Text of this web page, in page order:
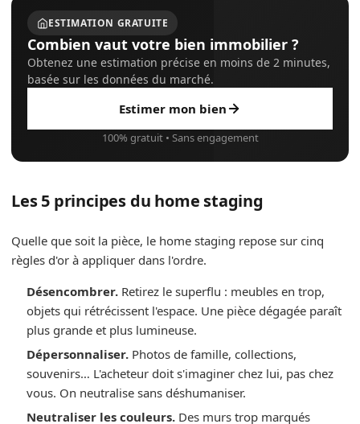
ESTIMATION GRATUITE
Combien vaut votre bien immobilier ?
Obtenez une estimation précise en moins de 2 minutes,
basée sur les données du marché.
Estimer mon bien
100% gratuit • Sans engagement
Les 5 principes du home staging
Quelle que soit la pièce, le home staging repose sur cinq
règles d'or à appliquer dans l'ordre.
Désencombrer.Retirez le superflu : meubles en trop,
objets qui rétrécissent l'espace. Une pièce dégagée paraît
plus grande et plus lumineuse.
Dépersonnaliser.Photos de famille, collections,
souvenirs… L'acheteur doit s'imaginer chez lui, pas chez
vous. On neutralise sans déshumaniser.
Neutraliser les couleurs.Des murs trop marqués